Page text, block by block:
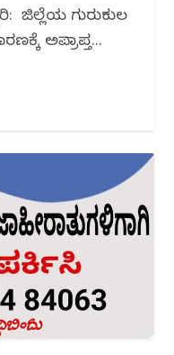
ಜಿಲ್ಲೆಯ ಗುರುಕುಲ
ಅಪ್ರಾಪ್ತ...